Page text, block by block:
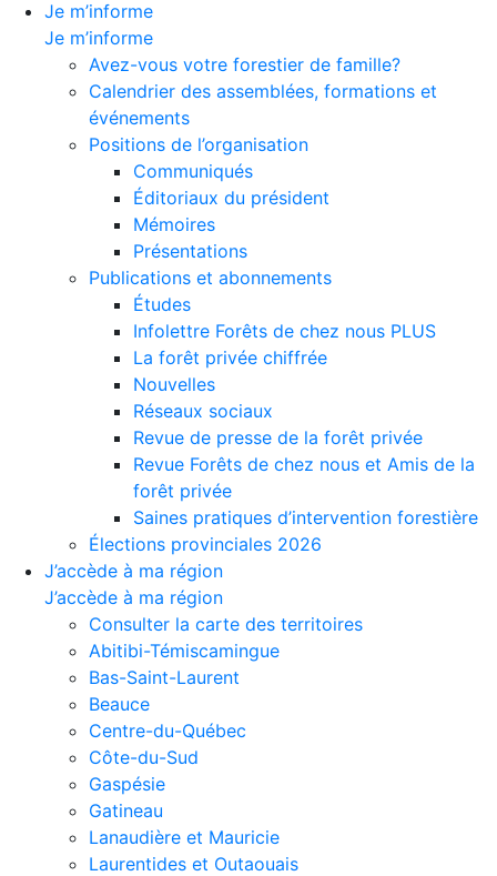
Je m’informe
Je m’informe
Avez-vous votre forestier de famille?
Calendrier des assemblées, formations et
événements
Positions de l’organisation
Communiqués
Éditoriaux du président
Mémoires
Présentations
Publications et abonnements
Études
Infolettre Forêts de chez nous PLUS
La forêt privée chiffrée
Nouvelles
Réseaux sociaux
Revue de presse de la forêt privée
Revue Forêts de chez nous et Amis de la
forêt privée
Saines pratiques d’intervention forestière
Élections provinciales 2026
J’accède à ma région
J’accède à ma région
Consulter la carte des territoires
Abitibi-Témiscamingue
Bas-Saint-Laurent
Beauce
Centre-du-Québec
Côte-du-Sud
Gaspésie
Gatineau
Lanaudière et Mauricie
Laurentides et Outaouais